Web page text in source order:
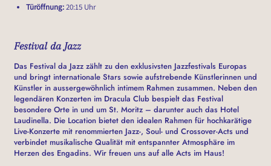
Türöffnung:20:15 Uhr
Festival da Jazz
Das Festival da Jazz zählt zu den exklusivsten Jazzfestivals Europas
und bringt internationale Stars sowie aufstrebende Künstlerinnen und
Künstler in aussergewöhnlich intimem Rahmen zusammen. Neben den
legendären Konzerten im Dracula Club bespielt das Festival
besondere Orte in und um St. Moritz – darunter auch das Hotel
Laudinella. Die Location bietet den idealen Rahmen für hochkarätige
Live-Konzerte mit renommierten Jazz-, Soul- und Crossover-Acts und
verbindet musikalische Qualität mit entspannter Atmosphäre im
Herzen des Engadins. Wir freuen uns auf alle Acts im Haus!